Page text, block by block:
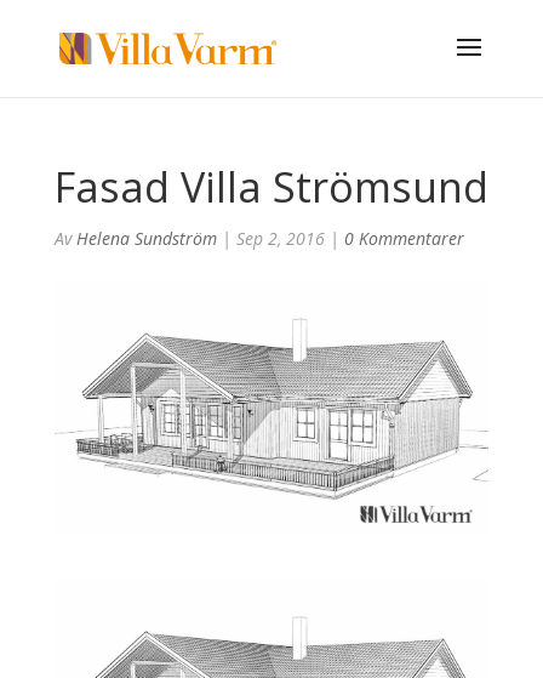
Fasad Villa Strömsund
AvHelena Sundström| Sep 2, 2016| 0 Kommentarer